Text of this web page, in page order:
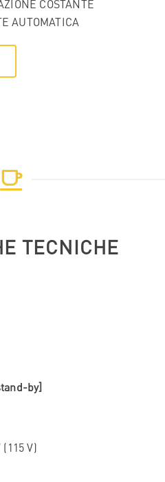
COSTANTE
AUTOMATICA
TECNICHE
by]
(115 V)